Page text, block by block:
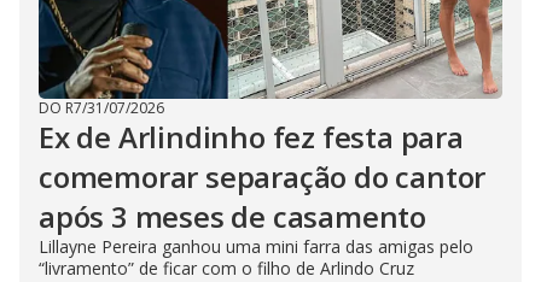
DO R7/31/07/2026
Ex de Arlindinho fez festa para
comemorar separação do cantor
após 3 meses de casamento
Lillayne Pereira ganhou uma mini farra das amigas pelo
“livramento” de ficar com o filho de Arlindo Cruz